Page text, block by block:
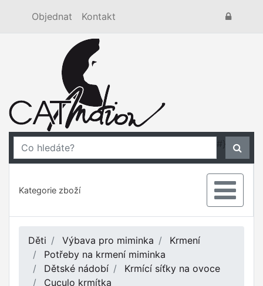
Objednat Kontakt
#}
Kategorie zboží
Děti Výbava pro miminka
Krmení
Potřeby na krmení miminka
Dětské nádobí
Krmící síťky na ovoce
Cuculo krmítka